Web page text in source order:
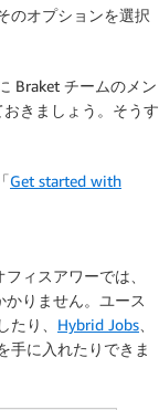
のオプションを選択
Braket チームのメン
きましょう。そうす
Get started with
ィスアワーでは、
りません。ユース
り、 Hybrid Jobs
手に入れたりできま